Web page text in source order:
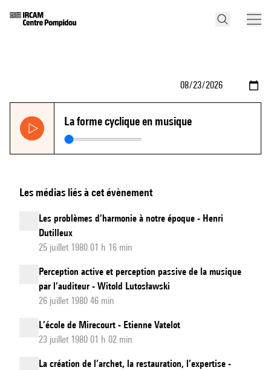
La forme cyclique en musique
Les médias liés à cet évènement
Les problèmes d’harmonie à notre époque - Henri
Dutilleux
25 juillet 1980 01 h 16 min
Perception active et perception passive de la musique
par l’auditeur - Witold Lutosławski
26 juillet 1980 46 min
L’école de Mirecourt - Etienne Vatelot
23 juillet 1980 01 h 02 min
La création de l’archet, la restauration, l’expertise -